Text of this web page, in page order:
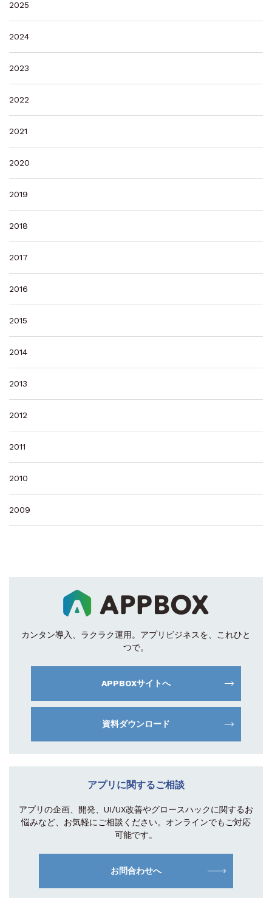
2025
2024
2023
2022
2021
2020
2019
2018
2017
2016
2015
2014
2013
2012
2011
2010
2009
カンタン導入、ラクラク運用。 アプリビジネスを、これひと
つで。
APPBOXサイトへ
資料ダウンロード
アプリに関するご相談
アプリの企画、開発、UI/UX改善やグロースハックに関するお
悩みなど、お気軽にご相談 ください。オンラインでもご対応
可能です。
お問合わせへ